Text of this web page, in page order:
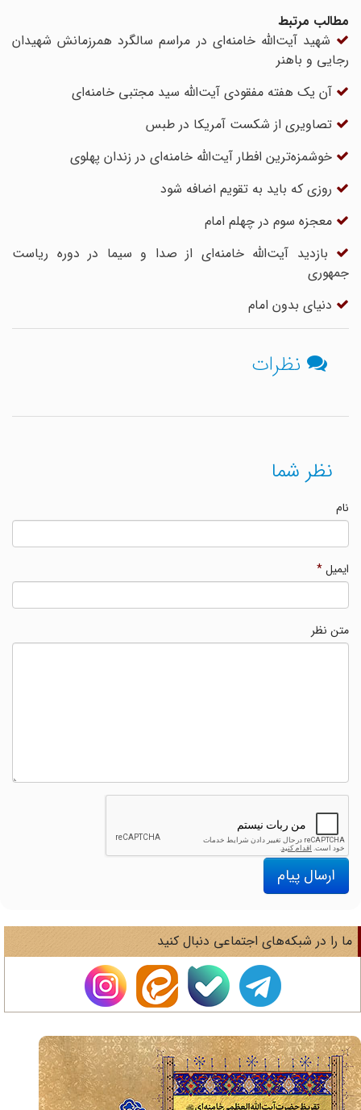
مطالب مرتبط
شهید آیت‌الله خامنه‌ای در مراسم سالگرد همرزمانش شهیدان
رجایی و باهنر
آن یک هفته مفقودی آیت‌الله سید مجتبی خامنه‌ای
تصاویری از شکست آمریکا در طبس
خوشمزه‌ترین افطار آیت‌الله خامنه‌ای در زندان پهلوی
روزی که باید به تقویم اضافه شود
معجزه سوم در چهلم امام
بازدید آیت‌الله خامنه‌ای از صدا و سیما در دوره ریاست
جمهوری
دنیای بدون امام
نظرات
نظر شما
ایمیل*
متن نظر
ارسال پیام
را در شبکه‌های اجتماعی دنبال کنید